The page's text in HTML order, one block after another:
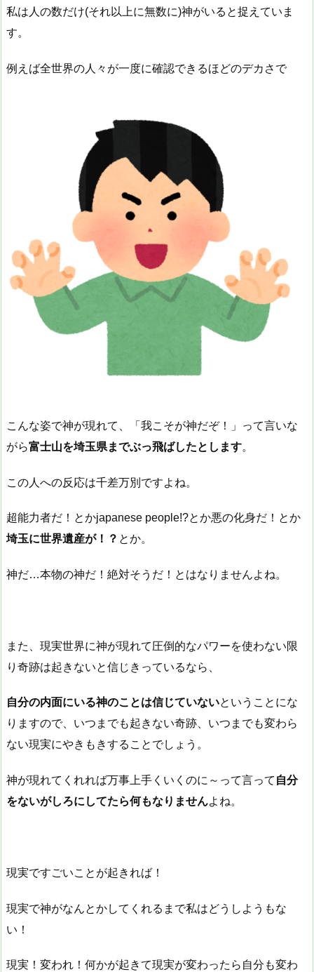
私は人の数だけ(それ以上に無数に)神がいると捉えていま
す。
例えば全世界の人々が一度に確認できるほどのデカさで
こんな姿で神が現れて、「我こそが神だぞ！」って言いな
がら富士山を埼玉県までぶっ飛ばしたとします。
この人への反応は千差万別ですよね。
超能力者だ！とかjapanese people!?とか悪の化身だ！とか
埼玉に世界遺産が！？ とか。
神だ…本物の神だ！絶対そうだ！とはなりませんよね。
また、現実世界に神が現れて圧倒的なパワーを使わない限
り奇跡は起きないと信じきっているなら、
自分の内面にいる神のことは信じていないということにな
りますので、いつまでも起きない奇跡、いつまでも変わら
ない現実にやきもきすることでしょう。
神が現れてくれれば万事上手くいくのに～って言って 自分
をないがしろにしてたら何もなりませんよね。
現実ですごいことが起きれば！
現実で神がなんとかしてくれるまで私はどうしようもな
い！
現実！変われ！何かが起きて現実が変わったら自分も変わ